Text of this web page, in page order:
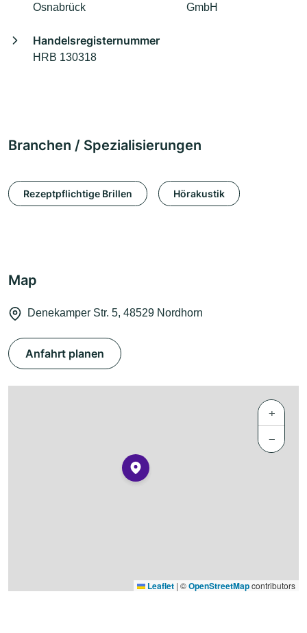
Osnabrück GmbH
Handelsregisternummer
HRB 130318
Branchen / Spezialisierungen
Rezeptpflichtige Brillen Hörakustik
Map
Denekamper Str. 5, 48529 Nordhorn
Anfahrt planen
+
−
Leaflet | ©OpenStreetMapcontributors